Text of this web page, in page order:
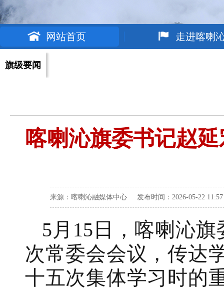
网站首页 走进喀喇
旗级要闻
喀喇沁旗委书记赵
来源：喀喇沁融媒体中心 发布时间：2026-05-22
5月15日，喀喇沁
次常委会会议，传达
十五次集体学习时的